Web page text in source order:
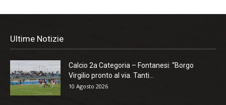
Ultime Notizie
Calcio 2a Categoria – Fontanesi: “Borgo
Virgilio pronto al via. Tanti...
10 Agosto 2026